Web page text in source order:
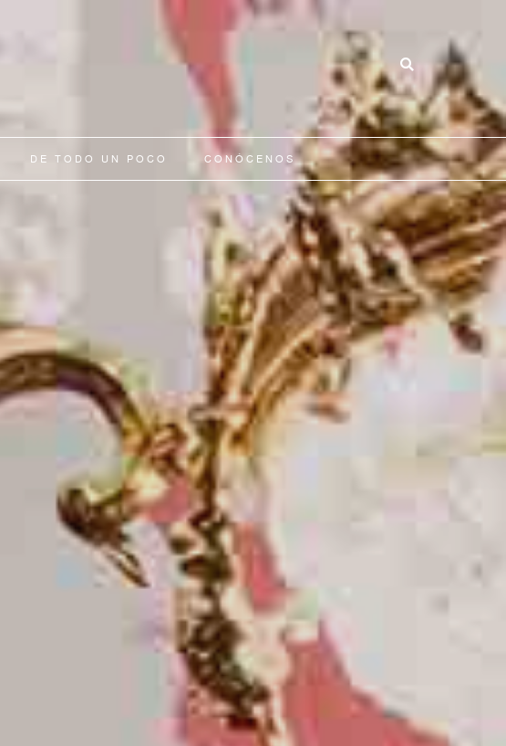
DE TODO UN POCO CONÓCENOS